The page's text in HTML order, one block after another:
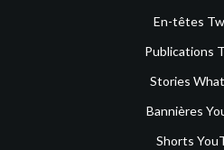
En-têtes
Publications
Stories
Bannières
Shorts